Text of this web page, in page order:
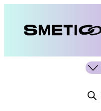
содержимому